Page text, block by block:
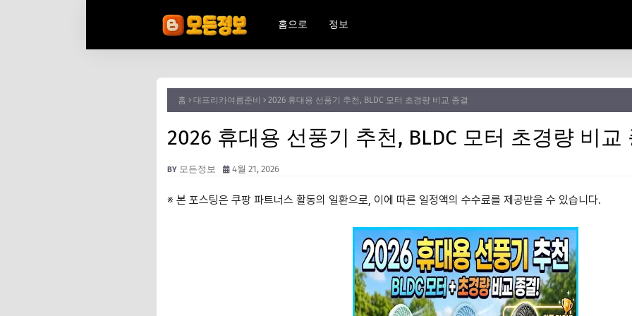
홈으로 정보
홈 대프리카여름준비 2026 휴대용 선풍기 추천, BLDC 모터 초경량 비교 종결
2026 휴대용 선풍기 추천, BLDC 모터 초경량 비교
모든정보 4월 21, 2026
※ 본 포스팅은 쿠팡 파트너스 활동의 일환으로, 이에 따른 일정액의 수수료를 제공받을 수 있습니다.